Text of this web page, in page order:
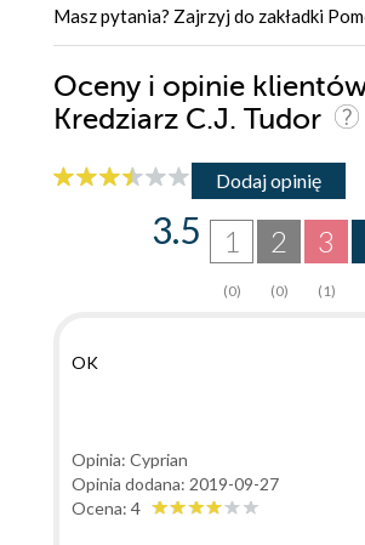
Masz pytania? Zajrzyj do zakładki
Oceny i opinie
Kredziarz C.J. Tudor
Dodaj opinię
3
(1)
2
(0)
1
(0)
3.5
OK
Opinia: Cyprian
Opinia dodana: 2019-09-27
Ocena: 4